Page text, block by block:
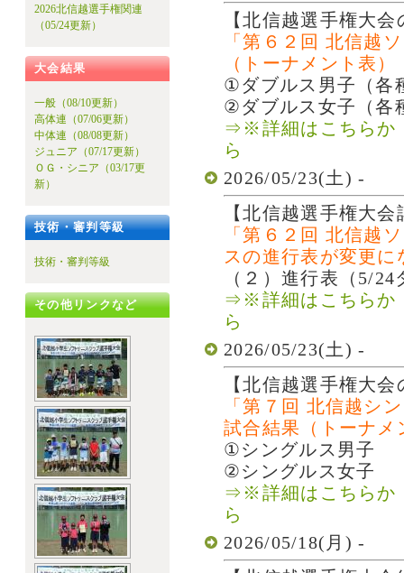
2026北信越選手権関連
（05/24更新）
大会結果
一般（08/10更新）
高体連（07/06更新）
中体連（08/08更新）
ジュニア（07/17更新）
ＯＧ・シニア（03/17更
新）
技術・審判等級
技術・審判等級
その他リンクなど
【北信越選手権大
「第６２回 北信越
（トーナメント表）
①ダブルス男子（各
②ダブルス女子（各
⇒※詳細はこちらか
ら
2026/05/23(土) -
【北信越選手権大
「第６２回 北信越
スの進行表が変更に
（２）進行表（5/
⇒※詳細はこちらか
ら
2026/05/23(土) -
【北信越選手権大
「第７回 北信越シ
試合結果（トーナメ
①シングルス男子
②シングルス女子
⇒※詳細はこちらか
ら
2026/05/18(月) -